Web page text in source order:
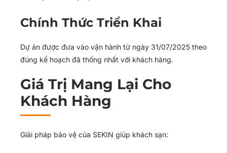
Chính Thức Triển Khai
Dự án được đưa vào vận hành từ ngày 31/07/2025 theo
đúng kế hoạch đã thống nhất với khách hàng.
Giá Trị Mang Lại Cho
Khách Hàng
Giải pháp bảo vệ của SEKIN giúp khách sạn: